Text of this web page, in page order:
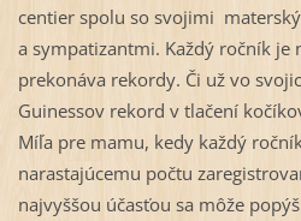
centier spolu so svojimi
a sympatizantmi. Každý ročník je
prekonáva rekordy. Či už vo
Guinessov rekord v tlačení
Míľa pre mamu, kedy každý
narastajúcemu počtu
najvyššou účasťou sa môže